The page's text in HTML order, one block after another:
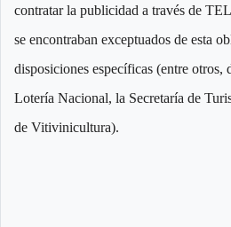
contratar la publicidad a través de
se encontraban exceptuados de esta
disposiciones específicas (entre otros,
Lotería Nacional, la Secretaría de
de Vitivinicultura).